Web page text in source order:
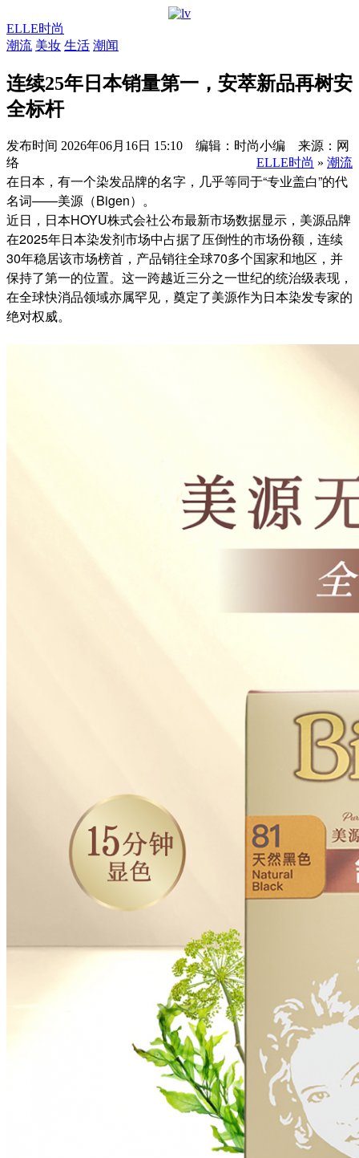
ELLE时尚
潮流 美妆 生活 潮闻
连续25年日本销量第一，安萃新品再树安
全标杆
发布时间 2026年06月16日 15:10 编辑：时尚小编 来源：网
络
ELLE时尚 » 潮流
在日本，有一个染发品牌的名字，几乎等同于“专业盖白”的代
名词——美源（Bigen）。
近日，日本HOYU株式会社公布最新市场数据显示，美源品牌
在2025年日本染发剂市场中占据了压倒性的市场份额，连续
30年稳居该市场榜首，产品销往全球70多个国家和地区，并
保持了第一的位置。这一跨越近三分之一世纪的统治级表现，
在全球快消品领域亦属罕见，奠定了美源作为日本染发专家的
绝对权威。